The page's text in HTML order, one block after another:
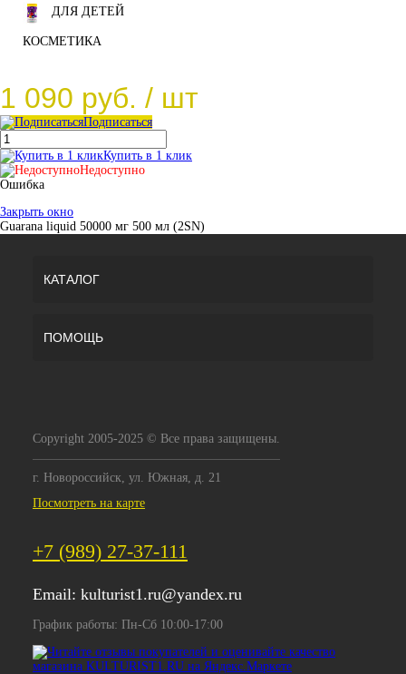
ДЛЯ ДЕТЕЙ
КОСМЕТИКА
1 090 руб. / шт
Подписаться
Купить в 1 клик
Недоступно
Ошибка
Закрыть окно
Guarana liquid 50000 мг 500 мл (2SN)
КАТАЛОГ
ПОМОЩЬ
Copyright 2005-2025 © Все права защищены.
г. Новороссийск, ул. Южная, д. 21
Посмотреть на карте
+7 (989) 27-37-111
Email: kulturist1.ru@yandex.ru
График работы: Пн-Сб 10:00-17:00